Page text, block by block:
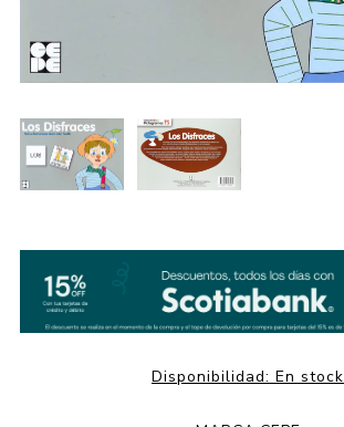
Disponibilidad: En stock